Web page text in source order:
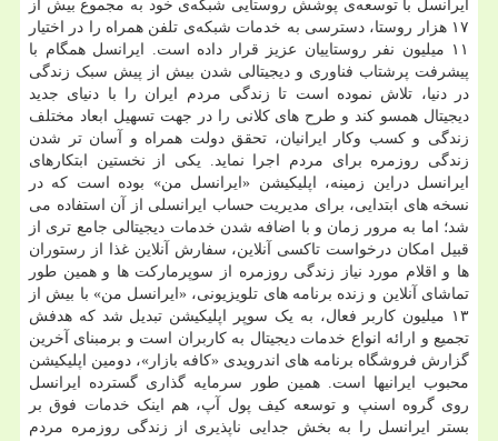
ایرانسل با توسعه‌ی پوشش روستایی شبکه‌ی خود به مجموع بیش از
۱۷ هزار روستا، دسترسی به خدمات شبکه‌ی تلفن همراه را در اختیار
۱۱ میلیون نفر روستاییان عزیز قرار داده است. ایرانسل همگام با
پیشرفت پرشتاب فناوری و دیجیتالی شدن بیش از پیش سبک زندگی
در دنیا، تلاش نموده است تا زندگی مردم ایران را با دنیای جدید
دیجیتال همسو کند و طرح های کلانی را در جهت تسهیل ابعاد مختلف
زندگی و کسب وکار ایرانیان، تحقق دولت همراه و آسان تر شدن
زندگی روزمره برای مردم اجرا نماید. یکی از نخستین ابتکارهای
ایرانسل دراین زمینه، اپلیکیشن «ایرانسل من» بوده است که در
نسخه های ابتدایی، برای مدیریت حساب ایرانسلی از آن استفاده می
شد؛ اما به مرور زمان و با اضافه شدن خدمات دیجیتالی جامع تری از
قبیل امکان درخواست تاکسی آنلاین، سفارش آنلاین غذا از رستوران
ها و اقلام مورد نیاز زندگی روزمره از سوپرمارکت ها و همین طور
تماشای آنلاین و زنده برنامه های تلویزیونی، «ایرانسل من» با بیش از
۱۳ میلیون کاربر فعال، به یک سوپر اپلیکیشن تبدیل شد که هدفش
تجمیع و ارائه انواع خدمات دیجیتال به کاربران است و برمبنای آخرین
گزارش فروشگاه برنامه های اندرویدی «کافه بازار»، دومین اپلیکیشن
محبوب ایرانیها است. همین طور سرمایه گذاری گسترده ایرانسل
روی گروه اسنپ و توسعه کیف پول آپ، هم اینک خدمات فوق بر
بستر ایرانسل را به بخش جدایی ناپذیری از زندگی روزمره مردم